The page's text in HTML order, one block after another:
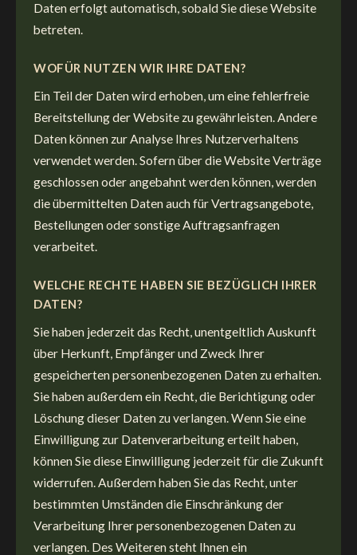
Daten erfolgt automatisch, sobald Sie diese Website
betreten.
WOFÜR NUTZEN WIR IHRE DATEN?
Ein Teil der Daten wird erhoben, um eine fehlerfreie
Bereitstellung der Website zu gewährleisten. Andere
Daten können zur Analyse Ihres Nutzerverhaltens
verwendet werden. Sofern über die Website Verträge
geschlossen oder angebahnt werden können, werden
die übermittelten Daten auch für Vertragsangebote,
Bestellungen oder sonstige Auftragsanfragen
verarbeitet.
WELCHE RECHTE HABEN SIE BEZÜGLICH IHRER
DATEN?
Sie haben jederzeit das Recht, unentgeltlich Auskunft
über Herkunft, Empfänger und Zweck Ihrer
gespeicherten personenbezogenen Daten zu erhalten.
Sie haben außerdem ein Recht, die Berichtigung oder
Löschung dieser Daten zu verlangen. Wenn Sie eine
Einwilligung zur Datenverarbeitung erteilt haben,
können Sie diese Einwilligung jederzeit für die Zukunft
widerrufen. Außerdem haben Sie das Recht, unter
bestimmten Umständen die Einschränkung der
Verarbeitung Ihrer personenbezogenen Daten zu
verlangen. Des Weiteren steht Ihnen ein